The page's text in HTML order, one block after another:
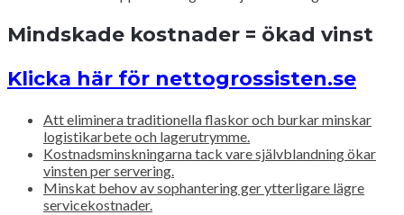
Mindskade kostnader = ökad vinst
Klicka här för nettogrossisten.se
Att eliminera traditionella flaskor och burkar minskar
logistikarbete och lagerutrymme.
Kostnadsminskningarna tack vare självblandning ökar
vinsten per servering.
Minskat behov av sophantering ger ytterligare lägre
servicekostnader.